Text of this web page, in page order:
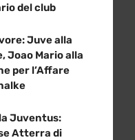
del club
Juve alla
Joao Mario alla
per l’Affare
Juventus:
Atterra di